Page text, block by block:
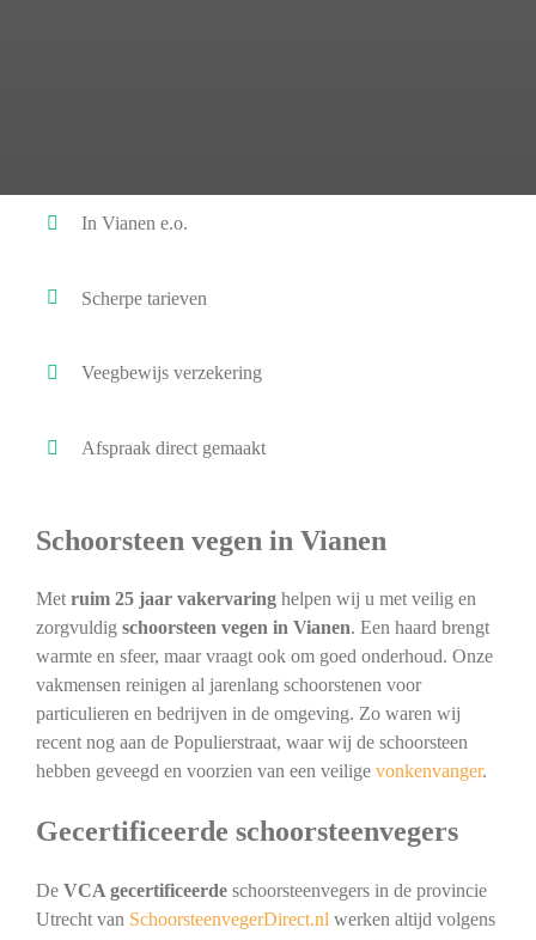
In Vianen e.o.
Scherpe tarieven
Veegbewijs verzekering
Afspraak direct gemaakt
Schoorsteen vegen in Vianen
Metruim 25 jaar vakervaringhelpen wij u met veilig en
zorgvuldig schoorsteen vegen in Vianen. Een haard brengt
warmte en sfeer, maar vraagt ook om goed onderhoud. Onze
vakmensen reinigen al jarenlang schoorstenen voor
particulieren en bedrijven in de omgeving. Zo waren wij
recent nog aan de Populierstraat, waar wij de schoorsteen
hebben geveegd en voorzien van een veilige vonkenvanger.
Gecertificeerde schoorsteenvegers
De VCA gecertificeerdeschoorsteenvegers in de provincie
Utrecht van SchoorsteenvegerDirect.nl werken altijd volgens